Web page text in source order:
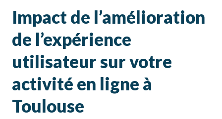
Impact de l’amélioration
de l’expérience
utilisateur sur votre
activité en ligne à
Toulouse